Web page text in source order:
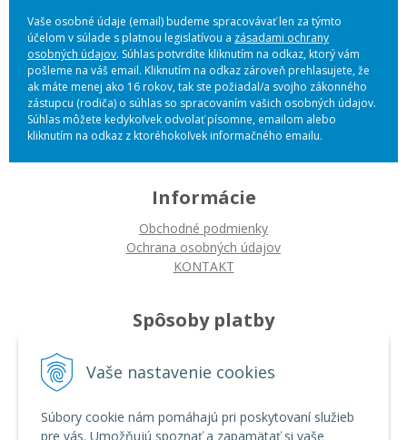
Vaše nastavenie cookies
Súbory cookie nám pomáhajú pri poskytovaní služieb
pre vás. Umožňujú spoznať a zapamätať si vaše
Vaše osobné údaje (email) budeme spracovávať len za týmto
účelom v súlade s platnou legislatívou a zásadami ochrany
osobných údajov. Súhlas potvrdíte kliknutím na odkaz, ktorý vám
pošleme na váš email. Kliknutím na odkaz zároveň prehlasujete, že
ak máte menej ako 16 rokov, tak ste požiadal/a svojho zákonného
zástupcu (rodiča) o súhlas so spracovaním vašich osobných údajov.
Súhlas môžete kedykoľvek odvolať písomne, emailom alebo
kliknutím na odkaz z ktoréhokoľvek informačného emailu.
Informácie
Obchodné podmienky
Ochrana osobných údajov
KONTAKT
Spôsoby platby
Platba bankovým prevodom